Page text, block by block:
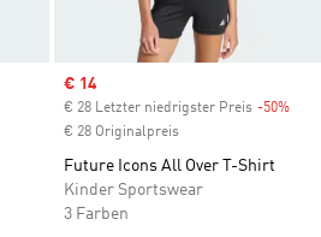
Sale price
€ 14
€ 28 Letzter niedrigster Preis -50%
€ 28 Originalpreis
Future Icons All Over T-Shirt
Kinder Sportswear
3 Farben